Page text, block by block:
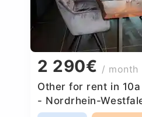
2 290€ / month
Other for rent in
- Nordrhein-